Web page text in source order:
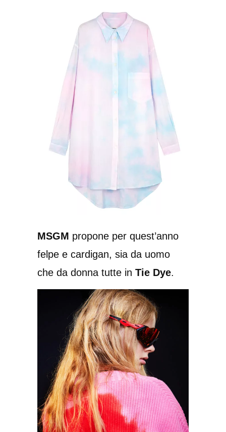
MSGM propone per quest’anno
felpe e cardigan, sia da uomo
che da donna tutte in Tie Dye.